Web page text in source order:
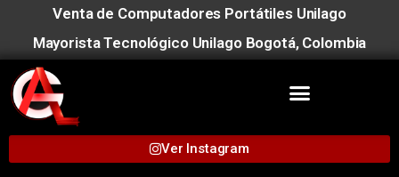
Venta de Computadores Portátiles Unilago
Mayorista Tecnológico Unilago Bogotá, Colombia
Ver Instagram